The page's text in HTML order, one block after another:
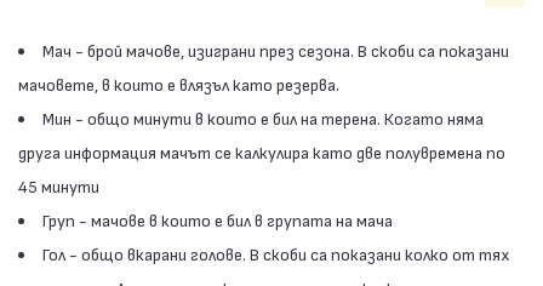
Мач - брой мачове, изиграни през сезона. В скоби са показани
мачовете, в които е влязъл като резерва.
Мин - общо минути в които е бил на терена. Когато няма
друга информация мачът се калкулира като две полувремена по
45 минути
Груп - мачове в които е бил в групата на мача
Гол - общо вкарани голове. В скоби са показани колко от тях